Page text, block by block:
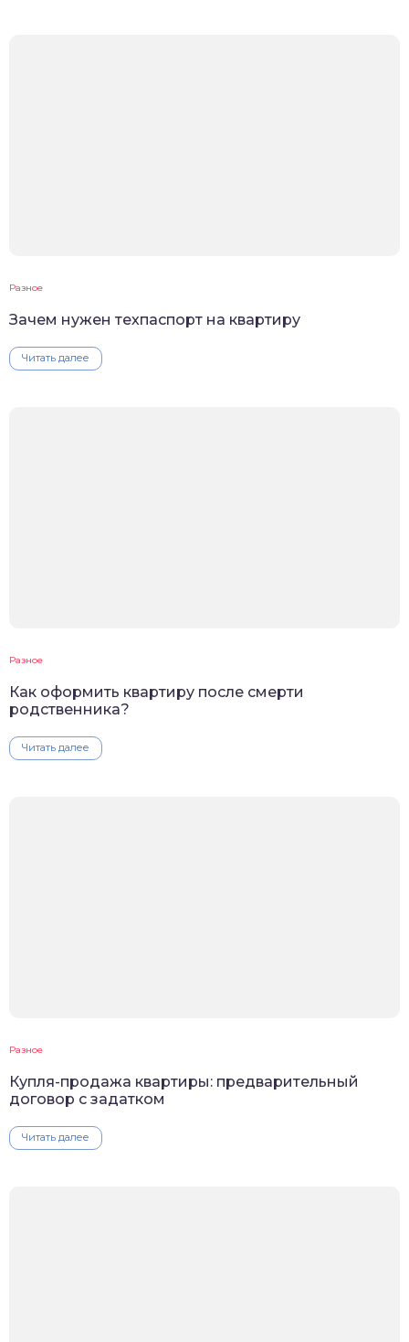
Разное
Зачем нужен техпаспорт на квартиру
Читать далее
Разное
Как оформить квартиру после смерти
родственника?
Читать далее
Разное
Купля-продажа квартиры: предварительный
договор с задатком
Читать далее